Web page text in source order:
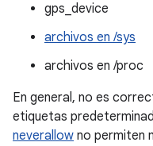
gps_device
archivos en /sys
archivos en /proc
En general, no es
etiquetas
neverallow no permiten